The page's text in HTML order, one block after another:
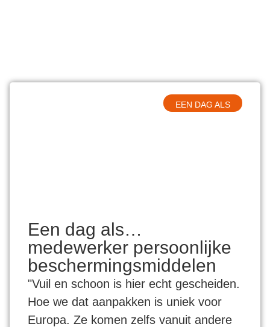
EEN DAG ALS
Een dag als…
medewerker persoonlijke
beschermingsmiddelen
"Vuil en schoon is hier echt gescheiden.
Hoe we dat aanpakken is uniek voor
Europa. Ze komen zelfs vanuit andere